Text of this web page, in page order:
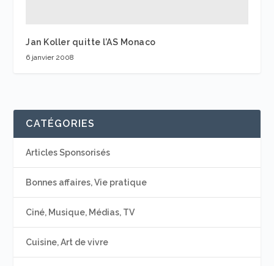
Jan Koller quitte l’AS Monaco
6 janvier 2008
CATÉGORIES
Articles Sponsorisés
Bonnes affaires, Vie pratique
Ciné, Musique, Médias, TV
Cuisine, Art de vivre